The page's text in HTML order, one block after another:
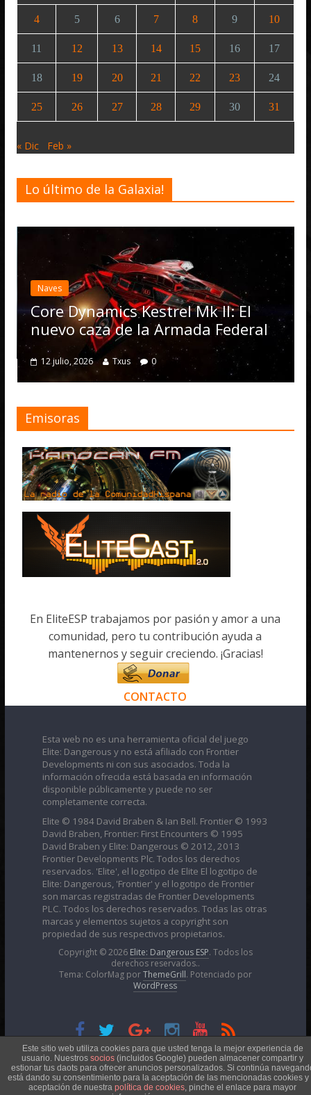
4 5 6 7 8 9 10
11 12 13 14 15 16 17
18 19 20 21 22 23 24
25 26 27 28 29 30 31
« Dic Feb »
Lo último de la Galaxia!
Dynamics Kestrel Mk II: El
caza de la Armada Federal
julio, 2026 Txus 0
Emisoras
En EliteESP trabajamos por pasión y amor a una
comunidad, pero tu contribución ayuda a
mantenernos y seguir creciendo. ¡Gracias!
CONTACTO
Esta web no es una herramienta oficial del juego
Elite: Dangerous y no está afiliado con Frontier
Developments ni con sus asociados. Toda la
información ofrecida está basada en información
disponible públicamente y puede no ser
completamente correcta.
Elite © 1984 David Braben & Ian Bell. Frontier © 1993
David Braben, Frontier: First Encounters © 1995
David Braben y Elite: Dangerous © 2012, 2013
Frontier Developments Plc. Todos los derechos
reservados. 'Elite', el logotipo de Elite El logotipo de
Elite: Dangerous, 'Frontier' y el logotipo de Frontier
son marcas registradas de Frontier Developments
PLC. Todos los derechos reservados. Todas las otras
marcas y elementos sujetos a copyright son
propiedad de sus respectivos propietarios.
Copyright © 2026 Elite: Dangerous ESP. Todos los
derechos reservados..
Tema: ColorMag porThemeGrill. Potenciado por
WordPress
Esta obra está bajo unaLicencia Creative Commons
Atribución-NoComercial 4.0 Internacional
Este sitio web utiliza cookies para que usted tenga la mejor experiencia de
usuario. Nuestros socios (incluidos Google) pueden almacener compartir y
estionar tus daots para ofrecer anuncios personalizados. Si continúa
está dando su consentimiento para la aceptación de las mencionadas cookies y
aceptación de nuestra política de cookies, pinche el enlace para mayor